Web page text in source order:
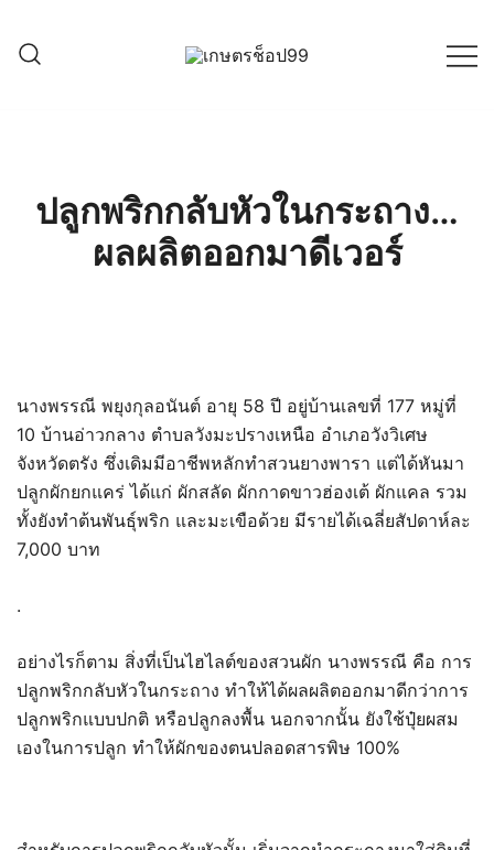
content
ปลูกพริกกลับหัวในกระถาง…
ผลผลิตออกมาดีเวอร์
นางพรรณี พยุงกุลอนันต์ อายุ 58 ปี อยู่บ้านเลขที่ 177 หมู่ที่
10 บ้านอ่าวกลาง ตำบลวังมะปรางเหนือ อำเภอวังวิเศษ
จังหวัดตรัง ซึ่งเดิมมีอาชีพหลักทำสวนยางพารา แต่ได้หันมา
ปลูกผักยกแคร่ ได้แก่ ผักสลัด ผักกาดขาวฮ่องเต้ ผักแคล รวม
ทั้งยังทำต้นพันธุ์พริก และมะเขือด้วย มีรายได้เฉลี่ยสัปดาห์ละ
7,000 บาท
.
อย่างไรก็ตาม สิ่งที่เป็นไฮไลต์ของสวนผัก นางพรรณี คือ การ
ปลูกพริกกลับหัวในกระถาง ทำให้ได้ผลผลิตออกมาดีกว่าการ
ปลูกพริกแบบปกติ หรือปลูกลงพื้น นอกจากนั้น ยังใช้ปุ๋ยผสม
เองในการปลูก ทำให้ผักของตนปลอดสารพิษ 100%